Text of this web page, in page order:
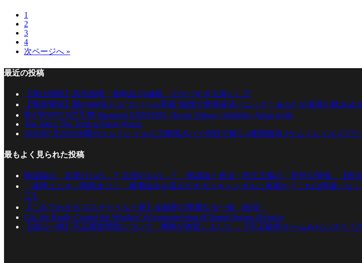
1
2
3
4
次ページへ »
最近の投稿
【実は増税】高市政権「食料品1%減税」のヤバすぎる落とし穴
【緊急警告】闇の980兆ドル“カバール帝国”崩壊で世界経済パニック！あなたの資産が飲み込
ਇਹ ਇਨਸਾਨ ਨਹੀਂ ਹੈ 😳 Illuminati EXPOSED, Horror Tattoos | Siddarth | Aman Aujla
The Jakes: The Truth is Much Worse.
2026年7月29日水曜日ケムトレイル人工降雨ポパイ作戦で曇り #夜間散布 #ケムトレイル #フラ
最もよく見られた投稿
陰謀論は、右派のもの…？ 左派のもの…？ 陰謀論と政治・民主主義の「意外な関係」【政治
「連帯ユニオン関西生コン」相撲協会を揺るがす大スキャンダルに発展か？これは間違い
三】
【これでわかる ロスチャイルド家】金融界の華麗なる一族〈経済〉
Can We Really Control the Weather? #Geoengineering #ClimateChange #Science
【原口一博】不正選挙問題について、事態が急変しました…【不正疑惑/チームみらい/さとう